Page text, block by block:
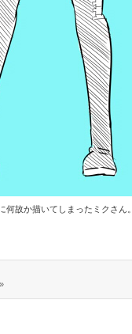
故か描いてしまったミクさん。